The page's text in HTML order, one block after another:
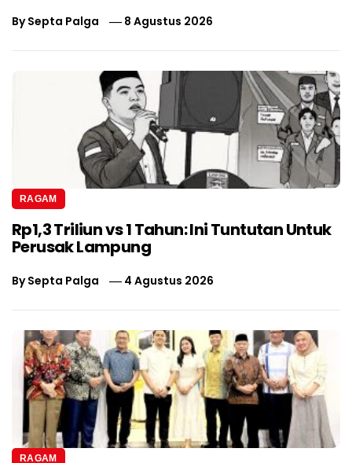
BySepta Palga 8 Agustus 2026
RAGAM
Rp1,3 Triliun vs 1 Tahun: Ini Tuntutan Untuk
Perusak Lampung
BySepta Palga 4 Agustus 2026
RAGAM